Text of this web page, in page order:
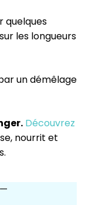
quelques
sur les longueurs
un démêlage
Découvrez
nourrit et